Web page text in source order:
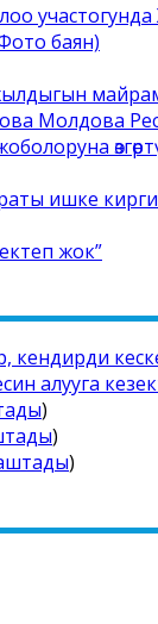
баян)
Молдова
ишке
жок”
кендирди
алууга
)
)
)